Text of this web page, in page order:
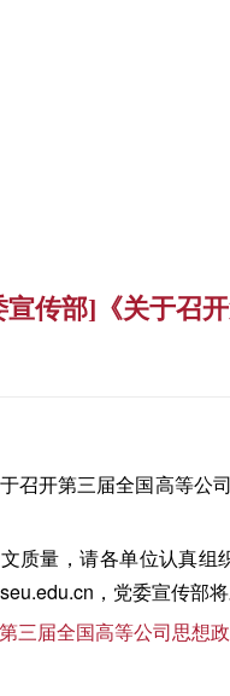
宣传部]《关于召
召开第三届全国高等公
质量，请各单位认真
，党委宣传部
第三届全国高等公司思想